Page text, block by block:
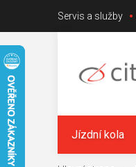
obsah
Servis a služby
Jízdní kola